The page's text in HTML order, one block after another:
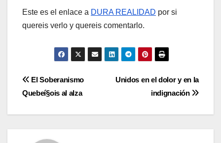
Este es el enlace a DURA REALIDAD por si
quereis verlo y quereis comentarlo.
Navegación
de
Unidos en el dolor y en la
indignación
El Soberanismo
Quebeí§ois al alza